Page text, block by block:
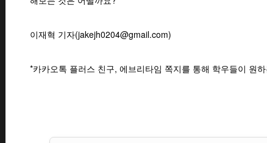
이재혁 기자(jakejh0204@gmail.com)
*카카오톡 플러스 친구, 에브리타임 쪽지를 통해 학우들이 원